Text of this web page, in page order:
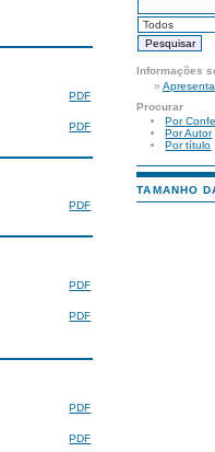
Informações
»
Procurar
Por
Por Autor
Por título
TAMANHO
PDF
PDF
PDF
PDF
PDF
PDF
PDF